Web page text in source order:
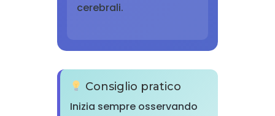
cerebrali.
Consiglio pratico
Inizia sempre osservando